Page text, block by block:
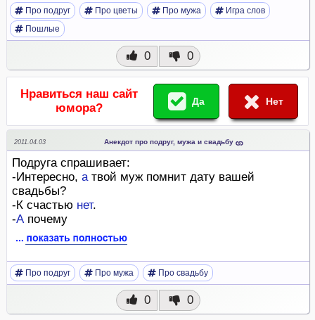
Про подруг Про цветы Про мужа
Игра слов
Пошлые
0 0
Нравиться наш сайт
юмора?
Да Нет
2011.04.03 Анекдот про подруг, мужа и свадьбу
Подруга спрашивает:
-Интересно, атвой муж помнит дату вашей
свадьбы?
-К счастью нет.
-Апочему
Про подруг Про мужа Про свадьбу
0 0